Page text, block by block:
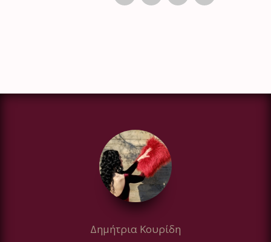
Δημήτρια Κουρίδη